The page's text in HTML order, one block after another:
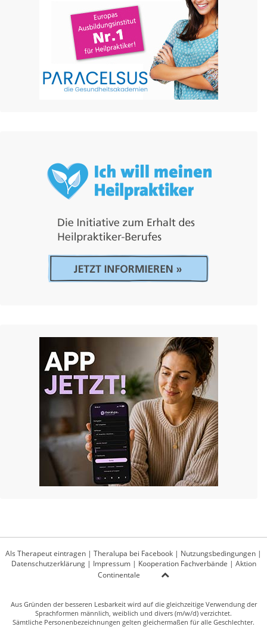
Als Therapeut eintragen | Theralupa bei Facebook | Nutzungsbedingungen |
Datenschutzerklärung| Impressum| Kooperation Fachverbände | Aktion
Continentale
Aus Gründen der besseren Lesbarkeit wird auf die gleichzeitige Verwendung der
Sprachformen männlich, weiblich und divers (m/w/d) verzichtet.
Sämtliche Personenbezeichnungen gelten gleichermaßen für alle Geschlechter.